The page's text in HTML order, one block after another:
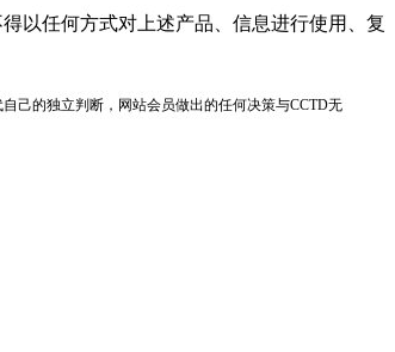
以任何方式对上述产品、信息进行使用、复
己的独立判断，网站会员做出的任何决策与CCTD无